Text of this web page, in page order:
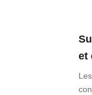
et